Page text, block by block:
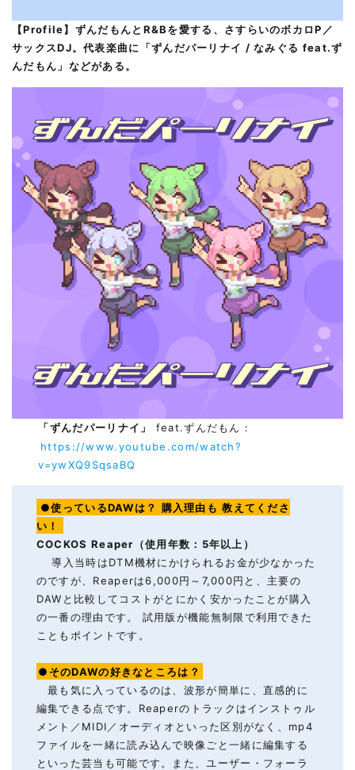
【Profile】ずんだもんとR&Bを愛する、さすらいのボカロP／
サックスDJ。代表楽曲に「ずんだパーリナイ / なみぐる feat.ず
んだもん」などがある。
「ずんだパーリナイ」
feat.ずんだもん：
https://www.youtube.com/watch?
v=ywXQ9SqsaBQ
●使っているDAWは？ 購入理由も 教えてくださ
い！
COCKOS Reaper（使用年数：5年以上）
導入当時はDTM機材にかけられるお金が少なかった
のですが、Reaperは6,000円～7,000円と、主要の
DAWと比較してコストがとにかく安かったことが購入
の一番の理由です。 試用版が機能無制限で利用できた
こともポイントです。
●そのDAWの好きなところは？
最も気に入っているのは、波形が簡単に、直感的に
編集できる点です。Reaperのトラックはインストゥル
メント／MIDI／オーディオといった区別がなく、mp4
ファイルを一緒に読み込んで映像ごと一緒に編集する
といった芸当も可能です。また、ユーザー・フォーラ